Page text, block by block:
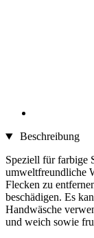
Beschreibung
Speziell für farbige
umweltfreundliche
Flecken zu
beschädigen. Es
Handwäsche
und weich sowie